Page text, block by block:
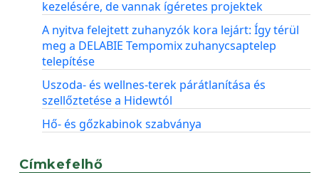
kezelésére, de vannak ígéretes projektek
A nyitva felejtett zuhanyzók kora lejárt: Így térül
meg a DELABIE Tempomix zuhanycsaptelep
telepítése
Uszoda- és wellnes-terek párátlanítása és
szellőztetése a Hidewtól
Hő- és gőzkabinok szabványa
Címkefelhő